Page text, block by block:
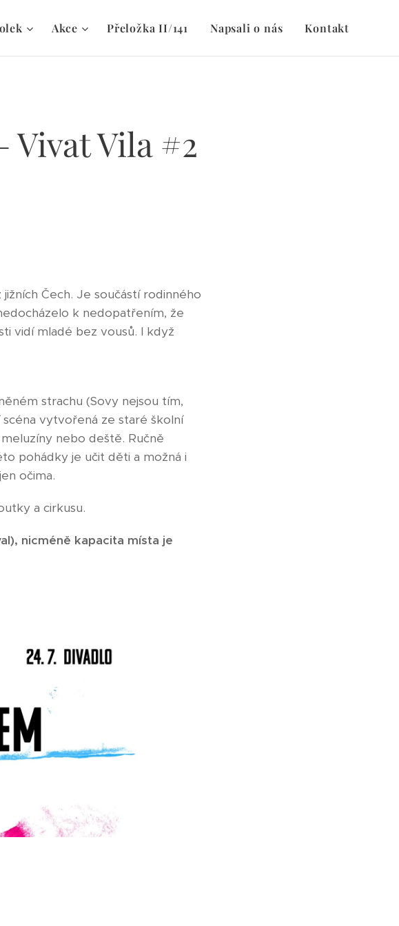
Akce Přeložka II/141 Napsali o nás Kontakt
Vila #2
Čech. Je součástí rodinného
k nedopatřením, že
vidí mladé bez vousů. I když
strachu (Sovy nejsou tím,
vytvořená ze staré školní
nebo deště. Ručně
pohádky je učit děti a možná i
očima.
a cirkusu.
nicméně kapacita místa je